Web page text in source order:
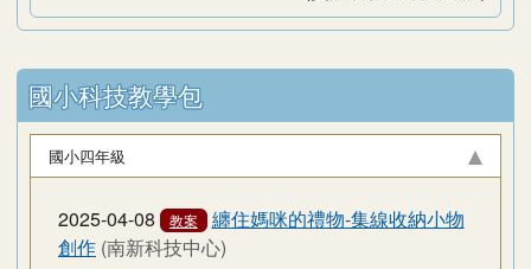
國小科技教學包
國小四年級
2025-04-08 教案
纏住媽咪的禮物-集線收納小物
創作 (南新科技中心)